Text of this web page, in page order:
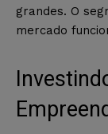
grandes. O
mercado